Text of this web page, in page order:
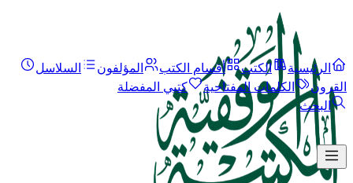
الرئيسية الكتب أقسام الكتب المؤلفون
السلاسل
القرون
الكلمات المفتاحية
كتبي المفضلة
البحث